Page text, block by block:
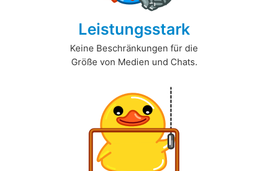
Leistungsstark
Keine Beschränkungen für die
Größe von Medien und Chats.